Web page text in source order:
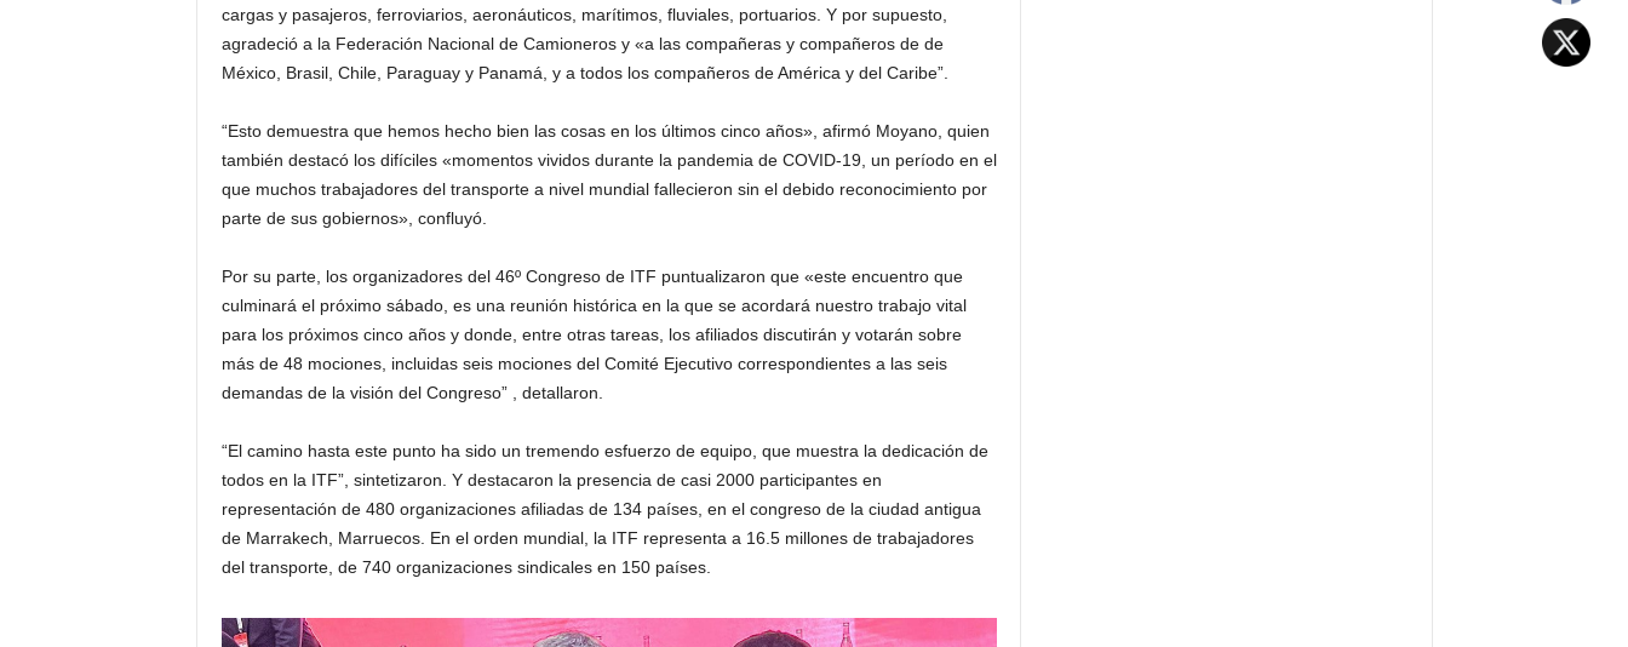
cargas y pasajeros, ferroviarios, aeronáuticos, marítimos, fluviales, portuarios. Y por supuesto,
agradeció a la Federación Nacional de Camioneros y «a las compañeras y compañeros de de
México, Brasil, Chile, Paraguay y Panamá, y a todos los compañeros de América y del Caribe”.
“Esto demuestra que hemos hecho bien las cosas en los últimos cinco años», afirmó Moyano, quien
también destacó los difíciles «momentos vividos durante la pandemia de COVID-19, un período en el
que muchos trabajadores del transporte a nivel mundial fallecieron sin el debido reconocimiento por
parte de sus gobiernos», confluyó.
Por su parte, los organizadores del 46º Congreso de ITF puntualizaron que «este encuentro que
culminará el próximo sábado, es una reunión histórica en la que se acordará nuestro trabajo vital
para los próximos cinco años y donde, entre otras tareas, los afiliados discutirán y votarán sobre
más de 48 mociones, incluidas seis mociones del Comité Ejecutivo correspondientes a las seis
demandas de la visión del Congreso” , detallaron.
“El camino hasta este punto ha sido un tremendo esfuerzo de equipo, que muestra la dedicación de
todos en la ITF”, sintetizaron. Y destacaron la presencia de casi 2000 participantes en
representación de 480 organizaciones afiliadas de 134 países, en el congreso de la ciudad antigua
de Marrakech, Marruecos. En el orden mundial, la ITF representa a 16.5 millones de trabajadores
del transporte, de 740 organizaciones sindicales en 150 países.